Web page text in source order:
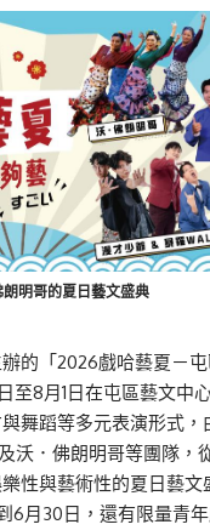
明哥的夏日藝文盛典
的「2026戲哈藝夏－
至8月1日在屯區藝文中
舞蹈等多元表演形式，
沃．佛朗明哥等團隊，
性與藝術性的夏日藝文
6月30日，還有限量青